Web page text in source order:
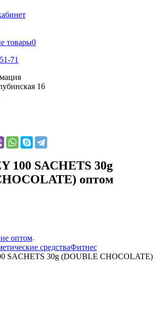
товары0
71
16
100 SACHETS 30g
оптом
оптом
средстваФитнес
SACHETS 30g (DOUBLE CHOCOLATE)